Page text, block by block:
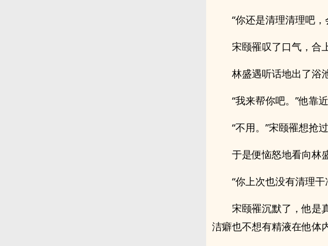
“你还是清理清理吧，
宋颐罹叹了口气，合
林盛遇听话地出了浴
“我来帮你吧。”他靠
“不用。”宋颐罹想抢
于是便恼怒地看向林
“你上次也没有清理
宋颐罹沉默了，他是
洁癖也不想有‎精‎液‍‎‎在他体